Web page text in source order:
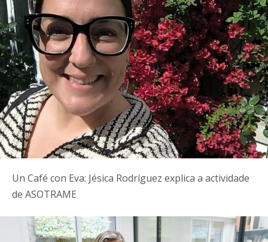
Un Café con Eva: Jésica Rodríguez explica a actividade
de ASOTRAME